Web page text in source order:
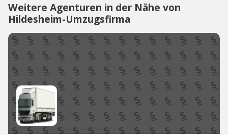
Weitere Agenturen in der Nähe von
Hildesheim-Umzugsfirma